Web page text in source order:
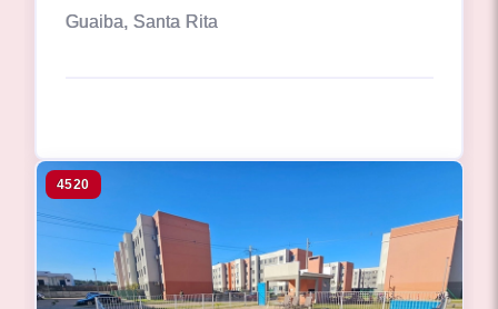
Guaiba, Santa Rita
4520